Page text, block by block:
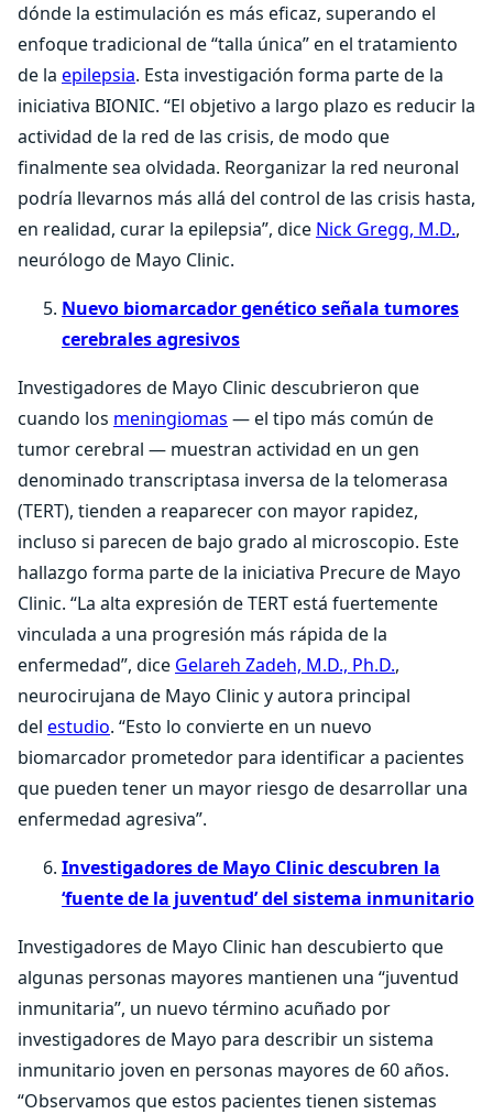
dónde la estimulación es más eficaz, superando el
enfoque tradicional de “talla única” en el tratamiento
de la epilepsia. Esta investigación forma parte de la
iniciativa BIONIC. “El objetivo a largo plazo es reducir la
actividad de la red de las crisis, de modo que
finalmente sea olvidada. Reorganizar la red neuronal
podría llevarnos más allá del control de las crisis hasta,
en realidad, curar la epilepsia”, dice Nick Gregg, M.D.,
neurólogo de Mayo Clinic.
Nuevo biomarcador genético señala tumores
cerebrales agresivos
Investigadores de Mayo Clinic descubrieron que
cuando los meningiomas — el tipo más común de
tumor cerebral — muestran actividad en un gen
denominado transcriptasa inversa de la telomerasa
(TERT), tienden a reaparecer con mayor rapidez,
incluso si parecen de bajo grado al microscopio. Este
hallazgo forma parte de la iniciativa Precure de Mayo
Clinic. “La alta expresión de TERT está fuertemente
vinculada a una progresión más rápida de la
enfermedad”, dice Gelareh Zadeh, M.D., Ph.D.,
neurocirujana de Mayo Clinic y autora principal
del estudio. “Esto lo convierte en un nuevo
biomarcador prometedor para identificar a pacientes
que pueden tener un mayor riesgo de desarrollar una
enfermedad agresiva”.
Investigadores de Mayo Clinic descubren la
‘fuente de la juventud’ del sistema inmunitario
Investigadores de Mayo Clinic han descubierto que
algunas personas mayores mantienen una “juventud
inmunitaria”, un nuevo término acuñado por
investigadores de Mayo para describir un sistema
inmunitario joven en personas mayores de 60 años.
“Observamos que estos pacientes tienen sistemas